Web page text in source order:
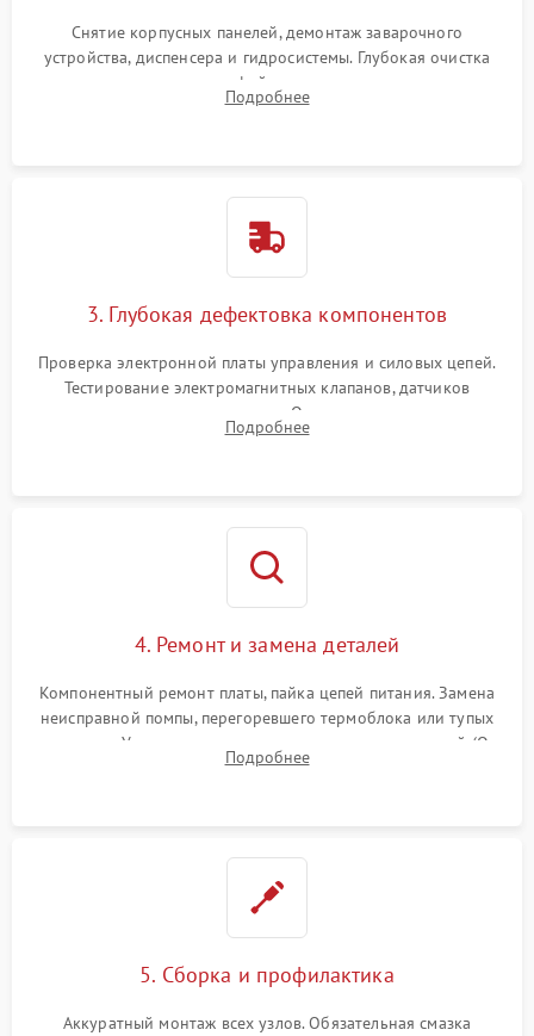
Снятие корпусных панелей, демонтаж заварочного
устройства, диспенсера и гидросистемы. Глубокая очистка
внутренних узлов от кофейных масел, жмыха и накипи.
Промывка дренажных каналов и фильтров с использованием
Подробнее
3. Глубокая дефектовка компонентов
Проверка электронной платы управления и силовых цепей.
Тестирование электромагнитных клапанов, датчиков
температуры и расходомера. Оценка степени износа
жерновов кофемолки, уплотнительных колец гидросистемы
Подробнее
4. Ремонт и замена деталей
Компонентный ремонт платы, пайка цепей питания. Замена
неисправной помпы, перегоревшего термоблока или тупых
жерновов. Установка новых силиконовых уплотнителей (O-
ring) и тефлоновых трубок для надежного устранения
Подробнее
5. Сборка и профилактика
Аккуратный монтаж всех узлов. Обязательная смазка